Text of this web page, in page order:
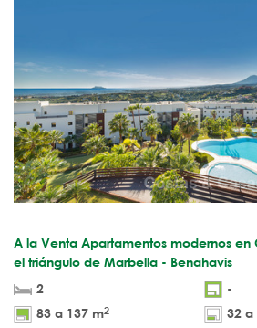
A la Venta Apartamentos modernos
el triángulo de Marbella - Benahavis
2
-
83 a 137 m2 32 a